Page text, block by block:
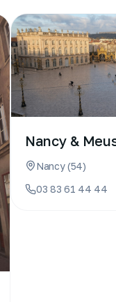
Nancy &
Nancy(54)
03 83 61 44 44